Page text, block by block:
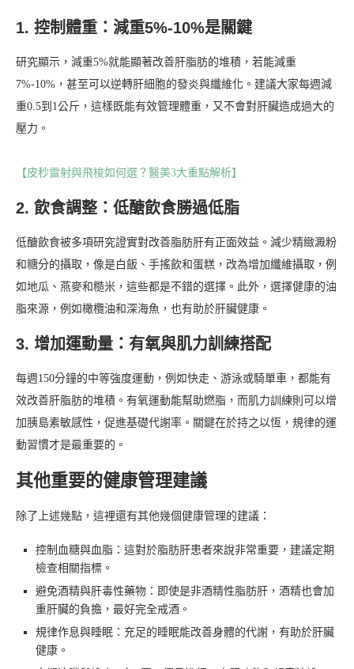
1. 控制體重：減重5%-10%是關鍵
研究顯示，減重5%就能顯著改善肝脂肪的堆積，若能減重
7%-10%，甚至可以逆轉肝細胞的發炎與纖維化。建議大家每週減
重0.5到1公斤，這樣既能有效管理體重，又不會對肝臟造成過大的
壓力。
【皮秒雷射與飛梭如何選？醫美3大重點解析】
2. 飲食調整：低醣飲食勝過低脂
低醣飲食被多項研究證實對改善脂肪肝有正面效益。減少精緻澱粉
和糖分的攝取，像是白飯、手搖飲和蛋糕，改為增加纖維攝取，例
如地瓜、燕麥和糙米，這些都是不錯的選擇。此外，選擇健康的油
脂來源，例如橄欖油和深海魚，也有助於肝臟健康。
3. 增加運動量：有氧與肌力訓練搭配
每週150分鐘的中等強度運動，例如快走、游泳或騎單車，都能有
效改善肝脂肪的堆積。有氧運動能幫助燃脂，而肌力訓練則可以增
加胰島素敏感性，促進基礎代謝率。關鍵在於持之以恆，規律的運
動習慣才是最重要的。
其他重要的健康管理建議
除了上述幾點，這裡還有其他幾個健康管理的建議：
控制血糖與血脂：這對於脂肪肝患者來說非常重要，建議定期
檢查相關指標。
避免酒精與肝毒性藥物：即使是非酒精性脂肪肝，酒精也會加
重肝臟的負擔，最好完全戒酒。
規律作息與睡眠：充足的睡眠能改善身體的代謝，有助於肝臟
健康。